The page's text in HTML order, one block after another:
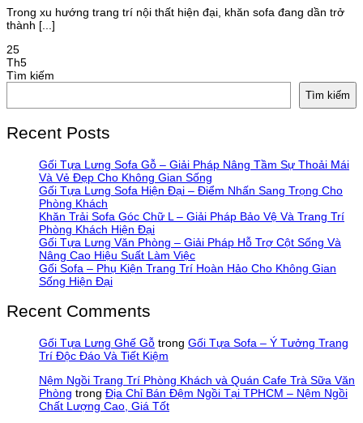
Trong xu hướng trang trí nội thất hiện đại, khăn sofa đang dần trở
thành [...]
25
Th5
Tìm kiếm
Tìm kiếm
Recent Posts
Gối Tựa Lưng Sofa Gỗ – Giải Pháp Nâng Tầm Sự Thoải Mái
Và Vẻ Đẹp Cho Không Gian Sống
Gối Tựa Lưng Sofa Hiện Đại – Điểm Nhấn Sang Trọng Cho
Phòng Khách
Khăn Trải Sofa Góc Chữ L – Giải Pháp Bảo Vệ Và Trang Trí
Phòng Khách Hiện Đại
Gối Tựa Lưng Văn Phòng – Giải Pháp Hỗ Trợ Cột Sống Và
Nâng Cao Hiệu Suất Làm Việc
Gối Sofa – Phụ Kiện Trang Trí Hoàn Hảo Cho Không Gian
Sống Hiện Đại
Recent Comments
Gối Tựa Lưng Ghế Gỗ trong Gối Tựa Sofa – Ý Tưởng Trang
Trí Độc Đáo Và Tiết Kiệm
Nệm Ngồi Trang Trí Phòng Khách và Quán Cafe Trà Sữa Văn
Phòng trong Địa Chỉ Bán Đệm Ngồi Tại TPHCM – Nệm Ngồi
Chất Lượng Cao, Giá Tốt